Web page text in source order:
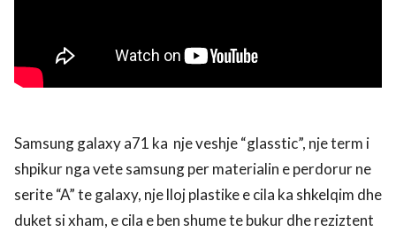
Samsung galaxy a71 ka nje veshje “glasstic”, nje term i
shpikur nga vete samsung per materialin e perdorur ne
serite “A” te galaxy, nje lloj plastike e cila ka shkelqim dhe
duket si xham, e cila e ben shume te bukur dhe reziztent